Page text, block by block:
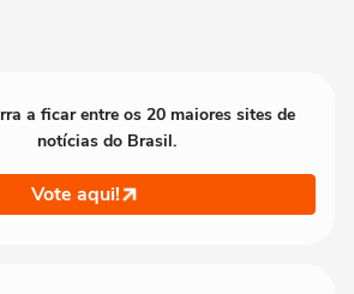
a ficar entre os 20 maiores sites de
notícias do Brasil.
Vote aqui!